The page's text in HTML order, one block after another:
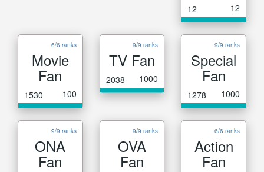
12 12
6/6 ranks
Movie
Fan
1530 100
9/9 ranks
TV Fan
2038 1000
9/9 ranks
Special
Fan
1278 1000
9/9 ranks
ONA
Fan
9/9 ranks
OVA
Fan
6/6 ranks
Action
Fan